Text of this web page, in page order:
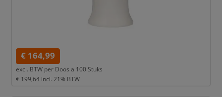
€ 164,99
excl. BTW per Doos a 100 Stuks
€ 199,64 incl. 21% BTW